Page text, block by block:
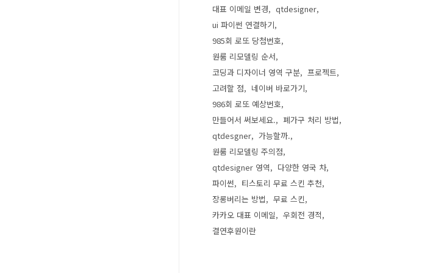
대표 이메일 변경
qtdesigner
ui 파이썬 연결하기
985회 로또 당첨번호
원룸 리모델링 순서
코딩과 디자이너 영역 구분
프로젝트
고려할 점
네이버 바로가기
986회 로또 예상번호
만들어서 써보세요.
폐가구 처리 방법
qtdesgner
가능할까.
원룸 리모델링 주의점
qtdesigner 영역
다양한 영국 차
파이썬
티스토리 무료 스킨 추천
장롱버리는 방법
무료 스킨
카카오 대표 이메일
우회전 경적
결연후원이란